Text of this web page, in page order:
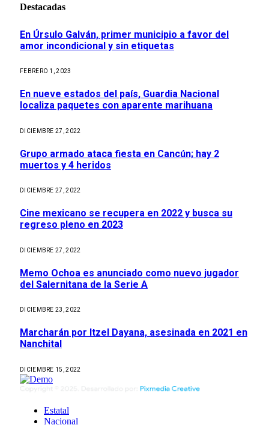
Destacadas
En Úrsulo Galván, primer municipio a favor del
amor incondicional y sin etiquetas
FEBRERO 1, 2023
En nueve estados del país, Guardia Nacional
localiza paquetes con aparente marihuana
DICIEMBRE 27, 2022
Grupo armado ataca fiesta en Cancún; hay 2
muertos y 4 heridos
DICIEMBRE 27, 2022
Cine mexicano se recupera en 2022 y busca su
regreso pleno en 2023
DICIEMBRE 27, 2022
Memo Ochoa es anunciado como nuevo jugador
del Salernitana de la Serie A
DICIEMBRE 23, 2022
Marcharán por Itzel Dayana, asesinada en 2021 en
Nanchital
DICIEMBRE 15, 2022
Estatal
Nacional